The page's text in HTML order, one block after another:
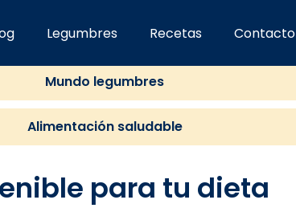
Legumbres Recetas Contacto
Vida sostenible
Mundo legumbres
Alimentación saludable
para tu dieta